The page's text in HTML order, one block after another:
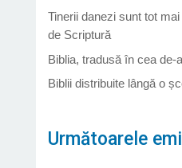
Tinerii danezi sunt tot
de Scriptură
Biblia, tradusă în cea de-
Biblii distribuite lângă o
Următoarele